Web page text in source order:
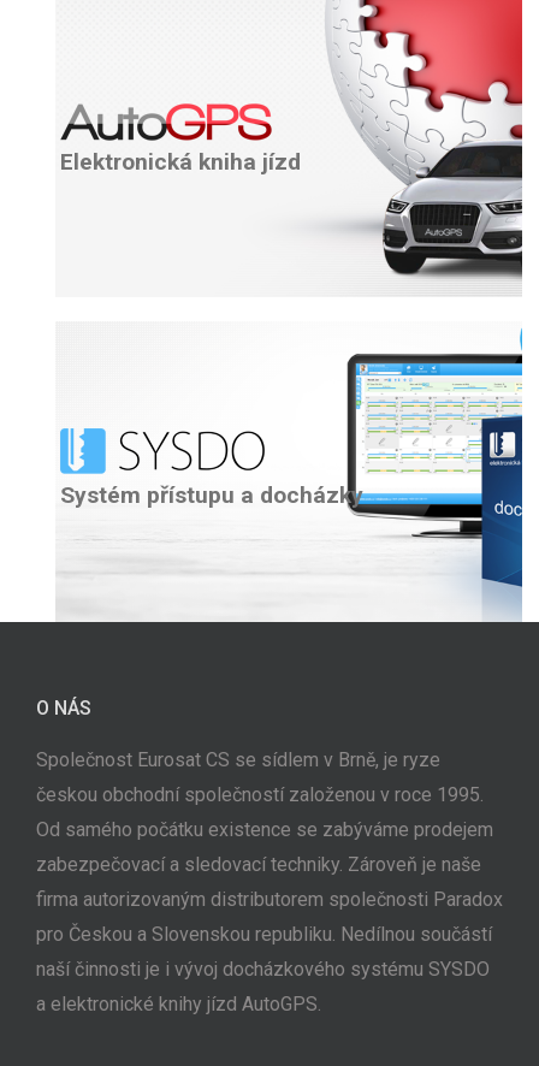
Elektronická kniha jízd
Systém přístupu a docházky
O NÁS
Společnost Eurosat CS se sídlem v Brně, je ryze
českou obchodní společností založenou v roce 1995.
Od samého počátku existence se zabýváme prodejem
zabezpečovací a sledovací techniky. Zároveň je naše
firma autorizovaným distributorem společnosti Paradox
pro Českou a Slovenskou republiku. Nedílnou součástí
naší činnosti je i vývoj docházkového systému SYSDO
a elektronické knihy jízd AutoGPS.